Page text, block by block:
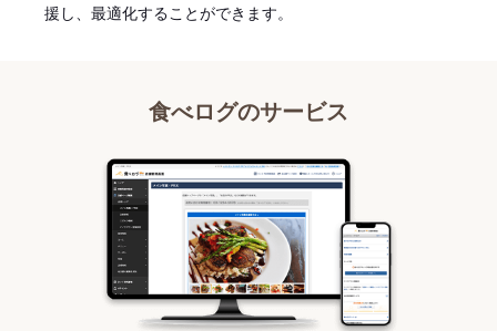
援し、最適化することができます。
食べログのサービス